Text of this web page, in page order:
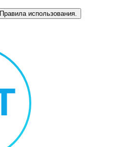
Правила использования.